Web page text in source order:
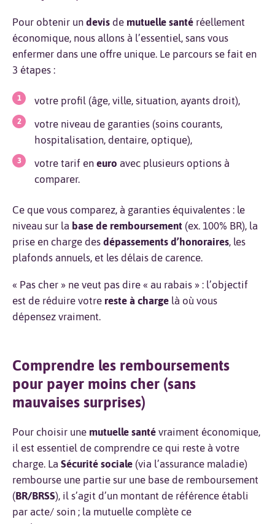
Pour obtenir un devis de mutuelle santé réellement
économique, nous allons à l’essentiel, sans vous
enfermer dans une offre unique. Le parcours se fait en
3 étapes :
votre profil (âge, ville, situation, ayants droit),
votre niveau de garanties (soins courants,
hospitalisation, dentaire, optique),
votre tarif en euro avec plusieurs options à
comparer.
Ce que vous comparez, à garanties équivalentes : le
niveau sur la base de remboursement (ex. 100% BR), la
prise en charge des dépassements d’honoraires, les
plafonds annuels, et les délais de carence.
« Pas cher » ne veut pas dire « au rabais » : l’objectif
est de réduire votre reste à charge là où vous
dépensez vraiment.
Comprendre les remboursements
pour payer moins cher (sans
mauvaises surprises)
Pour choisir une mutuelle santé vraiment économique,
il est essentiel de comprendre ce qui reste à votre
charge. La Sécurité sociale (via l’assurance maladie)
rembourse une partie sur une base de remboursement
(BR/BRSS), il s’agit d’un montant de référence établi
par acte/ soin ; la mutuelle complète ce